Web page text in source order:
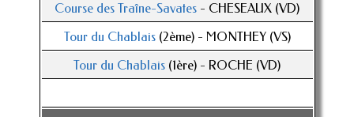
Course des Traîne-Savates - CHESEAUX (VD)
Tour du Chablais(2ème) - MONTHEY (VS)
Tour du Chablais (1ère) - ROCHE (VD)